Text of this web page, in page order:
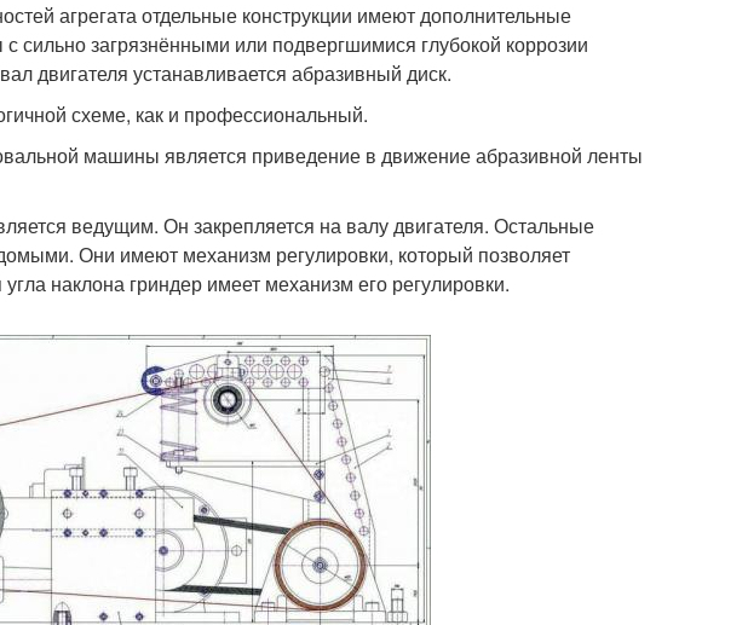
агрегата отдельные конструкции имеют дополнительные
загрязнёнными или подвергшимися глубокой коррозии
двигателя устанавливается абразивный диск.
схеме, как и профессиональный.
машины является приведение в движение абразивной ленты
ведущим. Он закрепляется на валу двигателя. Остальные
Они имеют механизм регулировки, который позволяет
наклона гриндер имеет механизм его регулировки.